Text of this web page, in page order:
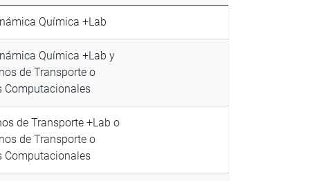
Química +Lab
Química +Lab y
de Transporte o
Computacionales
de Transporte +Lab o
de Transporte o
Computacionales